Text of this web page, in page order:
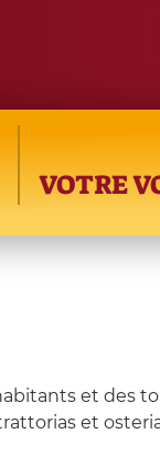
VOTRE
et des
et